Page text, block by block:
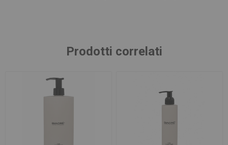
Prodotti correlati